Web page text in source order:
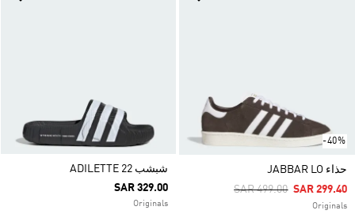
-40%
حذاء JABBAR LO
Price Reduced From
SAR 499.00ToSAR 299.40
Originals
شبشب ADILETTE 22
SAR 329.00
Originals